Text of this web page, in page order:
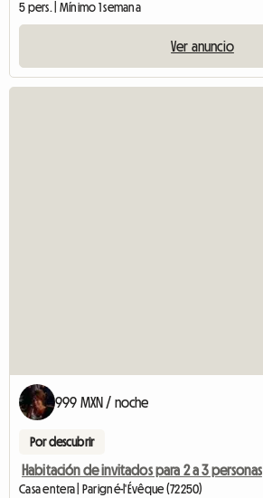
5 pers. | Mínimo 1 semana
Ver anuncio
999 MXN / noche
Por descubrir
Habitación de invitados para 2 a 3 personas
Casa entera | Parigné-l'Évêque (72250)